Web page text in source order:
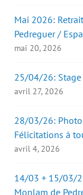
Mai 2026:
Pedreguer /
mai 20, 2026
25/04/26: Stage
avril 27, 2026
28/03/26:
Félicitations à
avril 4, 2026
14/03 + 15/03/
Monlam de